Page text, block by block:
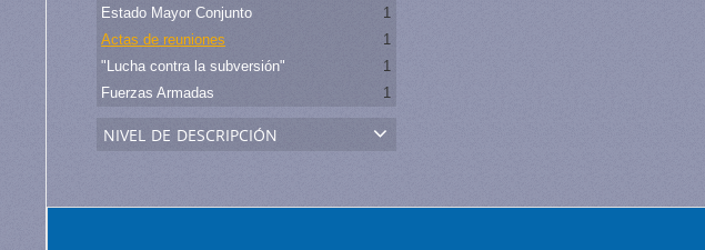
Estado Mayor Conjunto
1
Actas de reuniones
1
"Lucha contra la subversión"
1
Fuerzas Armadas
1
nivel de descripción